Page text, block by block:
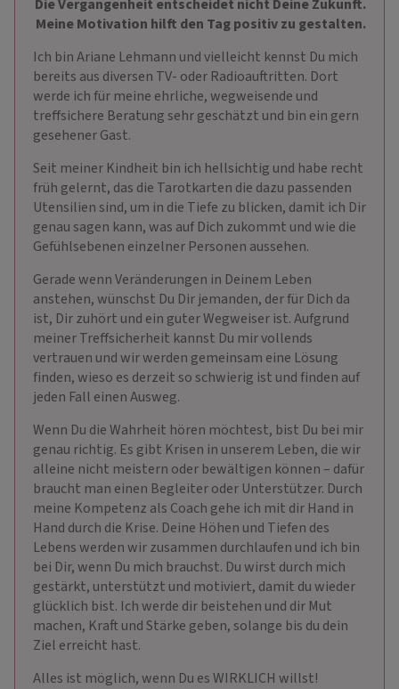
Die Vergangenheit entscheidet nicht Deine Zukunft.
Meine Motivation hilft den Tag positiv zu gestalten.
Ich bin Ariane Lehmann und vielleicht kennst Du mich
bereits aus diversen TV- oder Radioauftritten. Dort
werde ich für meine ehrliche, wegweisende und
treffsichere Beratung sehr geschätzt und bin ein gern
gesehener Gast.
Seit meiner Kindheit bin ich hellsichtig und habe recht
früh gelernt, das die Tarotkarten die dazu passenden
Utensilien sind, um in die Tiefe zu blicken, damit ich Dir
genau sagen kann, was auf Dich zukommt und wie die
Gefühlsebenen einzelner Personen aussehen.
Gerade wenn Veränderungen in Deinem Leben
anstehen, wünschst Du Dir jemanden, der für Dich da
ist, Dir zuhört und ein guter Wegweiser ist. Aufgrund
meiner Treffsicherheit kannst Du mir vollends
vertrauen und wir werden gemeinsam eine Lösung
finden, wieso es derzeit so schwierig ist und finden auf
jeden Fall einen Ausweg.
Wenn Du die Wahrheit hören möchtest, bist Du bei mir
genau richtig. Es gibt Krisen in unserem Leben, die wir
alleine nicht meistern oder bewältigen können – dafür
braucht man einen Begleiter oder Unterstützer. Durch
meine Kompetenz als Coach gehe ich mit dir Hand in
Hand durch die Krise. Deine Höhen und Tiefen des
Lebens werden wir zusammen durchlaufen und ich bin
bei Dir, wenn Du mich brauchst. Du wirst durch mich
gestärkt, unterstützt und motiviert, damit du wieder
glücklich bist. Ich werde dir beistehen und dir Mut
machen, Kraft und Stärke geben, solange bis du dein
Ziel erreicht hast.
Alles ist möglich, wenn Du es WIRKLICH willst!